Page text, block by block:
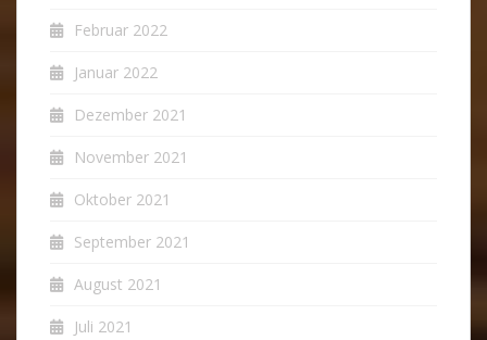
Februar 2022
Januar 2022
Dezember 2021
November 2021
Oktober 2021
September 2021
August 2021
Juli 2021